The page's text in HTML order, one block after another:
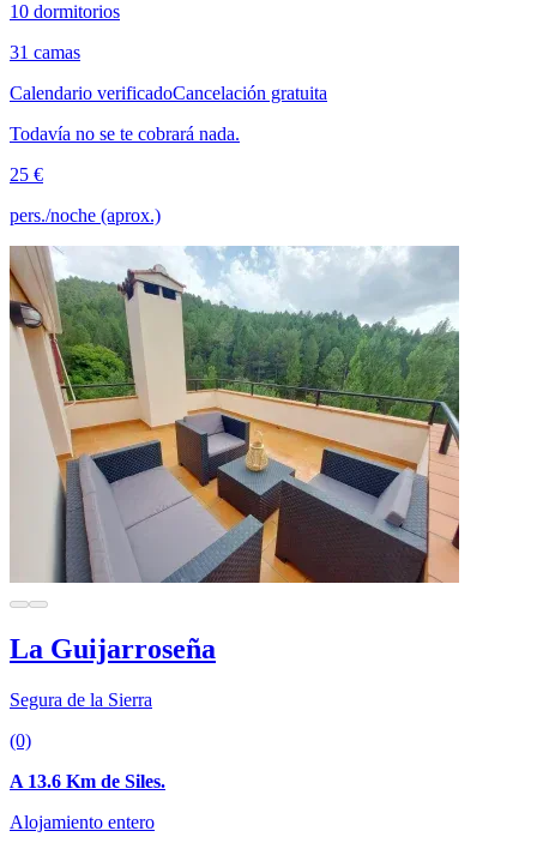
10 dormitorios
31 camas
Calendario verificadoCancelación gratuita
Todavía no se te cobrará nada.
25 €
pers./noche (aprox.)
La Guijarroseña
Segura de la Sierra
(0)
A 13.6 Km de Siles.
Alojamiento entero